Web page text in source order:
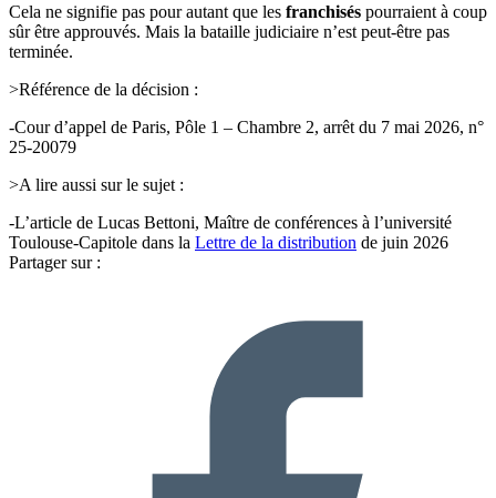
Cela ne signifie pas pour autant que les franchisés pourraient à coup
sûr être approuvés. Mais la bataille judiciaire n’est peut-être pas
terminée.
>Référence de la décision :
-Cour d’appel de Paris, Pôle 1 – Chambre 2, arrêt du 7 mai 2026, n°
25-20079
>A lire aussi sur le sujet :
-L’article de Lucas Bettoni, Maître de conférences à l’université
Toulouse-Capitole dans la Lettre de la distribution de juin 2026
Partager sur :